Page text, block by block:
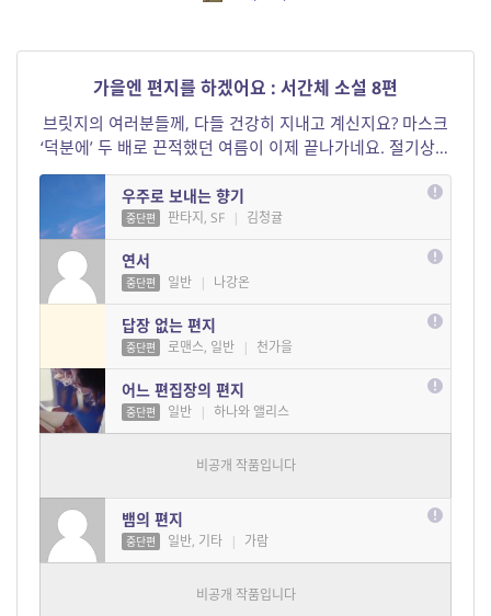
가을엔 편지를 하겠어요 : 서간체 소설 8편
브릿지의 여러분들께, 다들 건강히 지내고 계신지요? 마스크
‘덕분에’ 두 배로 끈적했던 여름이 이제 끝나가네요. 절기상으
로는 입추가 한달도 더 전인데 매번 느끼는 거지만 절기 날짜
를 좀 조정해야 되지 않나 생각해요. 하는 김에 경칩 같은 중
요한 날은 공휴일로 지정해도 좋지요. 여전히 활동에 제약이
많은 시국인데, 브릿지의 여러 훌륭한 작품들이 바깥 세상에
우주로 보내는 향기
중단편 판타지, SF | 김청귤
연서
중단편 일반 | 나강온
답장 없는 편지
중단편 로맨스, 일반 | 천가을
어느 편집장의 편지
중단편 일반 | 하나와 앨리스
좀비 정국에 올리는 편지
SF, 기타 | 문녹주
뱀의 편지
중단편 일반, 기타 | 가람
누군가의 유서
일반, 기타 | 코코아드림